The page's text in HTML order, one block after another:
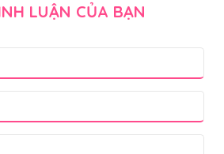
LUẬN CỦA BẠN